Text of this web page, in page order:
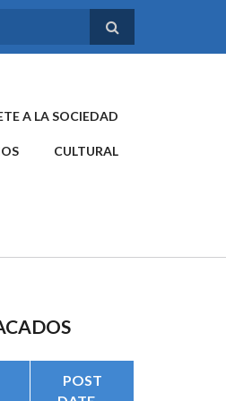
A LA SOCIEDAD
CULTURAL
POST